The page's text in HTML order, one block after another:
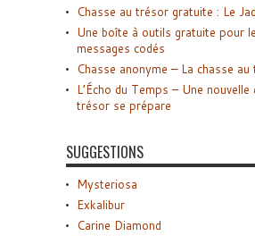
Chasse au trésor gratuite : Le
Une boîte à outils gratuite pour
messages codés
Chasse anonyme – La chasse
L’Écho du Temps – Une nouvelle
trésor se prépare
SUGGESTIONS
Mysteriosa
Exkalibur
Carine Diamond